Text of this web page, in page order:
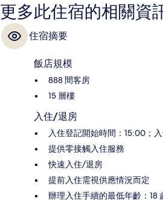
更多此住宿的相關資
住宿摘要
飯店規模
888 間客房
15 層樓
入住/退房
入住登記開始時間：15:00；
提供零接觸入住服務
快速入住/退房
提前入住需視供應情況而定
辦理入住手續的最低年齡：18